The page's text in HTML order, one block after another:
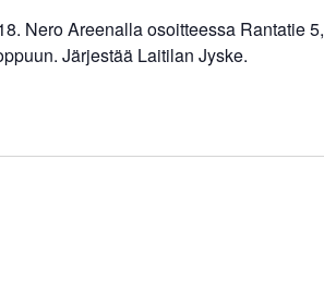
Nero Areenalla osoitteessa Rantatie 5,
Järjestää Laitilan Jyske.